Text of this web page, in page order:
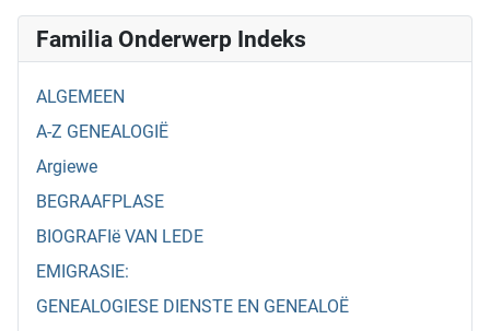
Familia Onderwerp Indeks
ALGEMEEN
A-Z GENEALOGIË
Argiewe
BEGRAAFPLASE
BIOGRAFIë VAN LEDE
EMIGRASIE:
GENEALOGIESE DIENSTE EN GENEALOË